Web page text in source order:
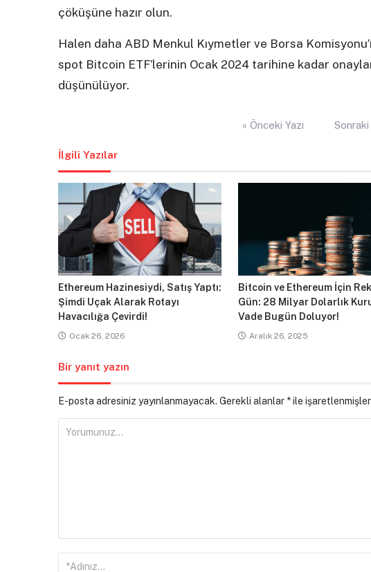
çöküşüne hazır olun.
Halen daha ABD Menkul Kıymetler ve Borsa
spot Bitcoin ETF’lerinin Ocak 2024 tarihine kadar
düşünülüyor.
« Önceki Yazı Sonraki
İlgili Yazılar
Ethereum Hazinesiydi, Satış Yaptı:
Şimdi Uçak Alarak Rotayı
Havacılığa Çevirdi!
Ocak 26, 2026
Bitcoin ve Ethereum İçin
Gün: 28 Milyar Dolarlık
Vade Bugün Doluyor!
Aralık 26, 2025
Bir yanıt yazın
E-posta adresiniz yayınlanmayacak. Gerekli alanlar *ile